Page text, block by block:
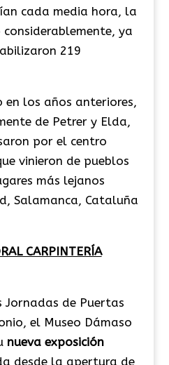
cada media hora, la
ya
219
en los años anteriores,
de Petrer y Elda,
por el centro
vinieron de pueblos
más lejanos
Salamanca, Cataluña
CARPINTERÍA
Jornadas de Puertas
el Museo Dámaso
nueva exposición
desde la apertura de